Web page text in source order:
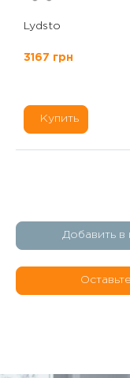
Lydsto
3167 грн
Купить
Добавить в